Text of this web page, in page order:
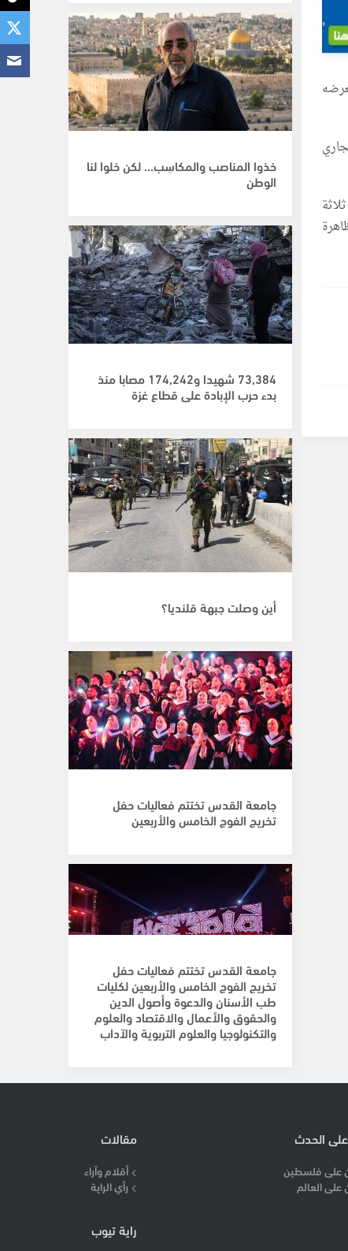
تعرضه
بينهم ثلاثة
خذوا المناصب والمكاسِب... لكن خلوا لنا
الوطن
73,384 شهيدا و174,242 مصابا منذ
بدء حرب الإبادة على قطاع غزة
أين وصلت جبهة قلنديا؟
جامعة القدس تختتم فعاليات حفل
تخريج الفوج الخامس والأربعين
جامعة القدس تختتم فعاليات حفل
تخريج الفوج الخامس والأربعين لكليات
طب الأسنان والدعوة وأصول الدين
والحقوق والأعمال والاقتصاد والعلوم
والتكنولوجيا والعلوم التربوية والآداب
الحدث
على فلسطين
على العالم
مقالات
أقلام وآراء
رأي الراية
راية تيوب